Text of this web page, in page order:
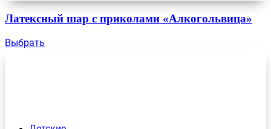
Латексный шар с приколами «Алкогольвица»
Выбрать